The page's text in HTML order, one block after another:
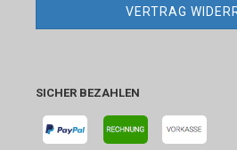
VERTRAG
SICHER BEZAHLEN